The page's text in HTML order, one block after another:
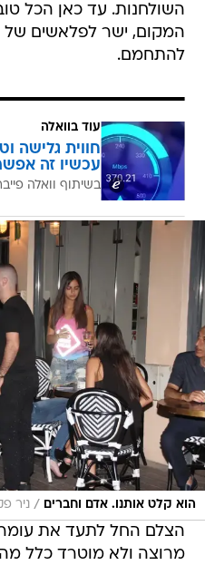
השולחנות. עד כאן הכל
המקום, ישר לפלאשים של
להתחמם.
עוד בוואלה
חווית גלישה
עכשיו זה
בשיתוף וואלה
הוא קלט אותנו. אדם וחברים / ניר
הצלם החל לתעד את עומר
מרוצה ולא מוטרד כלל